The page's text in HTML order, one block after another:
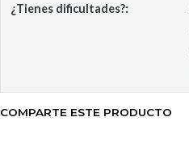
¿Tienes dificultades?:
COMPARTE ESTE PRODUCTO